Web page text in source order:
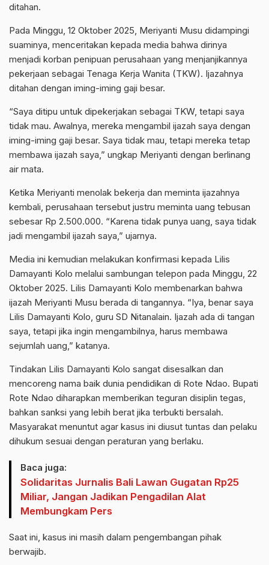
ditahan.
Pada Minggu, 12 Oktober 2025, Meriyanti Musu didampingi
suaminya, menceritakan kepada media bahwa dirinya
menjadi korban penipuan perusahaan yang menjanjikannya
pekerjaan sebagai Tenaga Kerja Wanita (TKW). Ijazahnya
ditahan dengan iming-iming gaji besar.
“Saya ditipu untuk dipekerjakan sebagai TKW, tetapi saya
tidak mau. Awalnya, mereka mengambil ijazah saya dengan
iming-iming gaji besar. Saya tidak mau, tetapi mereka tetap
membawa ijazah saya,” ungkap Meriyanti dengan berlinang
air mata.
Ketika Meriyanti menolak bekerja dan meminta ijazahnya
kembali, perusahaan tersebut justru meminta uang tebusan
sebesar Rp 2.500.000. “Karena tidak punya uang, saya tidak
jadi mengambil ijazah saya,” ujarnya.
Media ini kemudian melakukan konfirmasi kepada Lilis
Damayanti Kolo melalui sambungan telepon pada Minggu, 22
Oktober 2025. Lilis Damayanti Kolo membenarkan bahwa
ijazah Meriyanti Musu berada di tangannya. “Iya, benar saya
Lilis Damayanti Kolo, guru SD Nitanalain. Ijazah ada di tangan
saya, tetapi jika ingin mengambilnya, harus membawa
sejumlah uang,” katanya.
Tindakan Lilis Damayanti Kolo sangat disesalkan dan
mencoreng nama baik dunia pendidikan di Rote Ndao. Bupati
Rote Ndao diharapkan memberikan teguran disiplin tegas,
bahkan sanksi yang lebih berat jika terbukti bersalah.
Masyarakat menuntut agar kasus ini diusut tuntas dan pelaku
dihukum sesuai dengan peraturan yang berlaku.
Baca juga:
Solidaritas Jurnalis Bali Lawan Gugatan Rp25
Miliar, Jangan Jadikan Pengadilan Alat
Membungkam Pers
Saat ini, kasus ini masih dalam pengembangan pihak
berwajib.